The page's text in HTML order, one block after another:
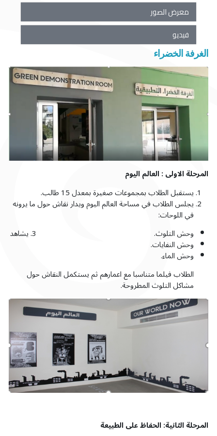
معرض الصور
فيديو
الغرفة الخضراء
المرحلة الاولى : العالم اليوم
يستقبل الطلاب بمجموعات صغيرة بمعدل 15 طالب.
يجلس الطلاب في مساحة العالم اليوم ويدار نقاش حول ما يرونه
في اللوحات:
وحش التلوث.
وحش النفايات.
وحش الماء.
يشاهد
الطلاب فيلما متناسبا مع اعمارهم ثم يستكمل النقاش حول
مشاكل التلوث المطروحة.
المرحلة الثانية: الحفاظ على الطبيعة